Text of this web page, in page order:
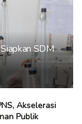
SDM
Akselerasi
Publik